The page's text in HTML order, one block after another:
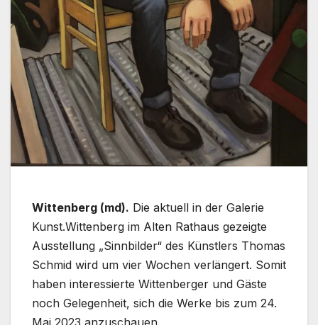
Wittenberg (md). Die aktuell in der Galerie
Kunst.Wittenberg im Alten Rathaus gezeigte
Ausstellung „Sinnbilder“ des Künstlers Thomas
Schmid wird um vier Wochen verlängert. Somit
haben interessierte Wittenberger und Gäste
noch Gelegenheit, sich die Werke bis zum 24.
Mai 2023 anzuschauen.